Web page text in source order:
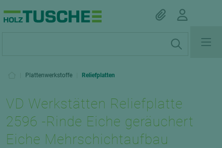
Plattenwerkstoffe Reliefplatten
VD Werkstätten Reliefplatte
2596 -Rinde Eiche geräuchert
Eiche Mehrschichtaufbau